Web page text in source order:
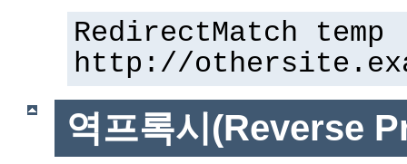
RedirectMatch
http://
역프록시(Reverse